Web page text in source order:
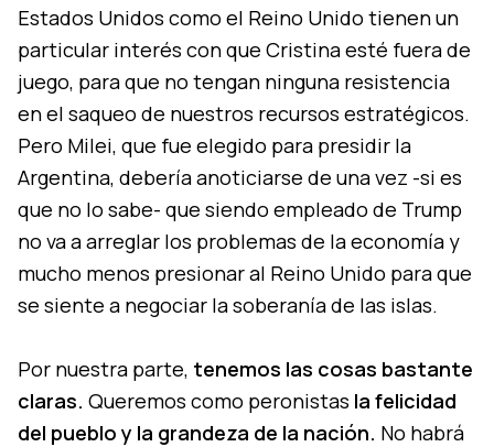
Estados Unidos como el Reino Unido tienen un
particular interés con que Cristina esté fuera de
juego, para que no tengan ninguna resistencia
en el saqueo de nuestros recursos estratégicos.
Pero Milei, que fue elegido para presidir la
Argentina, debería anoticiarse de una vez -si es
que no lo sabe- que siendo empleado de Trump
no va a arreglar los problemas de la economía y
mucho menos presionar al Reino Unido para que
se siente a negociar la soberanía de las islas.
Por nuestra parte, tenemos las cosas bastante
claras. Queremos como peronistas la felicidad
del pueblo y la grandeza de la nación. No habrá